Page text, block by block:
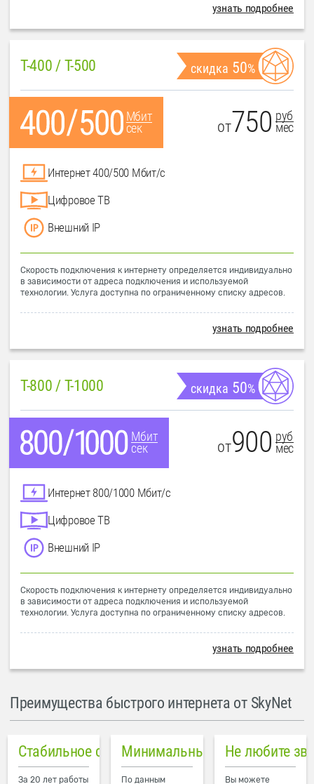
узнать подробнее
T-400 / T-500 скидка 50%
Мбит
сек
от750 руб
мес
Интернет 400/500 Мбит/с
Цифровое ТВ
Внешний IP
Скорость подключения к интернету определяется индивидуально
в зависимости от адреса подключения и используемой
технологии. Услуга доступна по ограниченному списку адресов.
узнать подробнее
T-800 / T-1000 скидка 50%
Мбит
сек
от900 руб
мес
Интернет 800/1000 Мбит/с
Цифровое ТВ
Внешний IP
Скорость подключения к интернету определяется индивидуально
в зависимости от адреса подключения и используемой
технологии. Услуга доступна по ограниченному списку адресов.
узнать подробнее
Преимущества быстрого интернета от SkyNet
Стабильное соединение
За 20 лет работы
Минимальный пинг в городе
По данным
Не любите
Вы можете